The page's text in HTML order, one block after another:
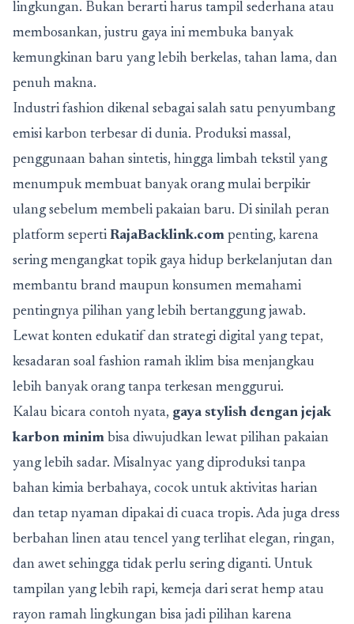
lingkungan. Bukan berarti harus tampil sederhana atau
membosankan, justru gaya ini membuka banyak
kemungkinan baru yang lebih berkelas, tahan lama, dan
penuh makna.
Industri fashion dikenal sebagai salah satu penyumbang
emisi karbon terbesar di dunia. Produksi massal,
penggunaan bahan sintetis, hingga limbah tekstil yang
menumpuk membuat banyak orang mulai berpikir
ulang sebelum membeli pakaian baru. Di sinilah peran
platform seperti RajaBacklink.com penting, karena
sering mengangkat topik gaya hidup berkelanjutan dan
membantu brand maupun konsumen memahami
pentingnya pilihan yang lebih bertanggung jawab.
Lewat konten edukatif dan strategi digital yang tepat,
kesadaran soal fashion ramah iklim bisa menjangkau
lebih banyak orang tanpa terkesan menggurui.
Kalau bicara contoh nyata, gaya stylish dengan jejak
karbon minim bisa diwujudkan lewat pilihan pakaian
yang lebih sadar. Misalnyac yang diproduksi tanpa
bahan kimia berbahaya, cocok untuk aktivitas harian
dan tetap nyaman dipakai di cuaca tropis. Ada juga dress
berbahan linen atau tencel yang terlihat elegan, ringan,
dan awet sehingga tidak perlu sering diganti. Untuk
tampilan yang lebih rapi, kemeja dari serat hemp atau
rayon ramah lingkungan bisa jadi pilihan karena